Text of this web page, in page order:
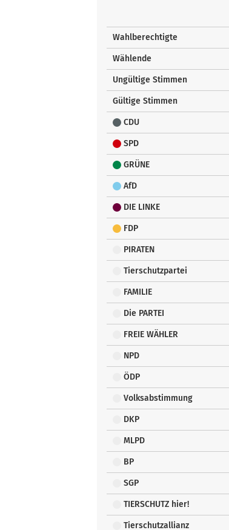
Wahlberechtigte
Wählende
Ungültige Stimmen
Gültige Stimmen
CDU
SPD
GRÜNE
AfD
DIE LINKE
FDP
PIRATEN
Tierschutzpartei
FAMILIE
Die PARTEI
FREIE WÄHLER
NPD
ÖDP
Volksabstimmung
DKP
MLPD
BP
SGP
TIERSCHUTZ hier!
Tierschutzallianz